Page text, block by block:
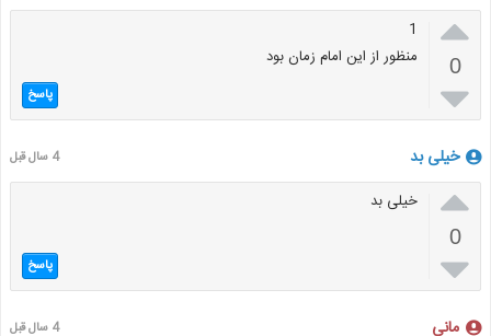

0

1
منظور از این امام زمان بود
پاسخ
خیلی بد 4 سال قبل

0

خیلی بد
پاسخ
مانی 4 سال قبل